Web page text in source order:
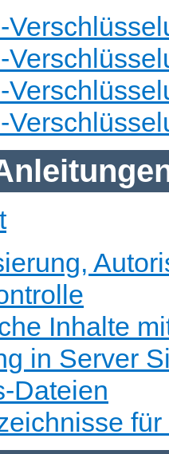
Inhalte
in Server
Dateien